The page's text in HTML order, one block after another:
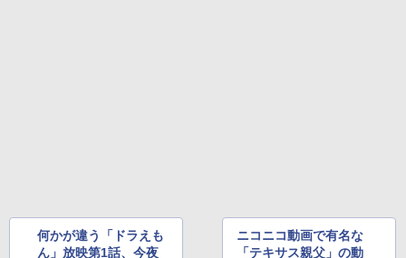
何かが違う「ドラえも
ん」放映第1話、今夜
ニコニコ動画で有名な
「テキサス親父」の動